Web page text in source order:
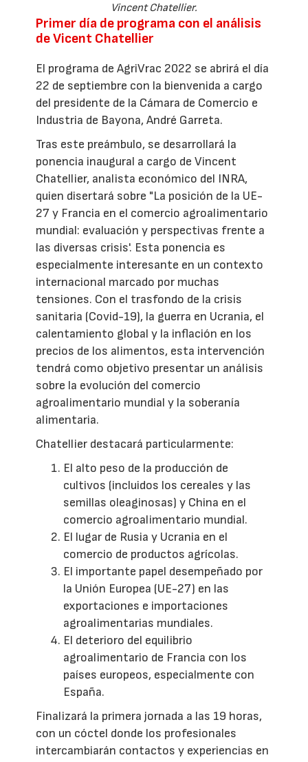
Vincent Chatellier.
Primer día de programa con el análisis
de Vicent Chatellier
El programa de AgriVrac 2022 se abrirá el día
22 de septiembre con la bienvenida a cargo
del presidente de la Cámara de Comercio e
Industria de Bayona, André Garreta.
Tras este preámbulo, se desarrollará la
ponencia inaugural a cargo de Vincent
Chatellier, analista económico del INRA,
quien disertará sobre "La posición de la UE-
27 y Francia en el comercio agroalimentario
mundial: evaluación y perspectivas frente a
las diversas crisis'. Esta ponencia es
especialmente interesante en un contexto
internacional marcado por muchas
tensiones. Con el trasfondo de la crisis
sanitaria (Covid-19), la guerra en Ucrania, el
calentamiento global y la inflación en los
precios de los alimentos, esta intervención
tendrá como objetivo presentar un análisis
sobre la evolución del comercio
agroalimentario mundial y la soberanía
alimentaria.
Chatellier destacará particularmente:
El alto peso de la producción de
cultivos (incluidos los cereales y las
semillas oleaginosas) y China en el
comercio agroalimentario mundial.
El lugar de Rusia y Ucrania en el
comercio de productos agrícolas.
El importante papel desempeñado por
la Unión Europea (UE-27) en las
exportaciones e importaciones
agroalimentarias mundiales.
El deterioro del equilibrio
agroalimentario de Francia con los
países europeos, especialmente con
España.
Finalizará la primera jornada a las 19 horas,
con un cóctel donde los profesionales
intercambiarán contactos y experiencias en